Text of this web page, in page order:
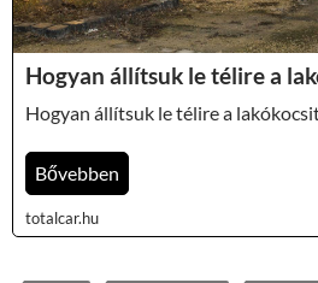
Hogyan állítsuk le télire a
Hogyan állítsuk le télire a
Bővebben
totalcar.hu